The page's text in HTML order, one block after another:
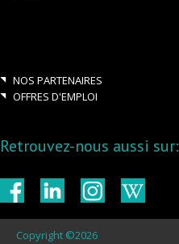
NOS PARTENAIRES
OFFRES D'EMPLOI
Retrouvez-nous aussi sur:
Copyright ©2026